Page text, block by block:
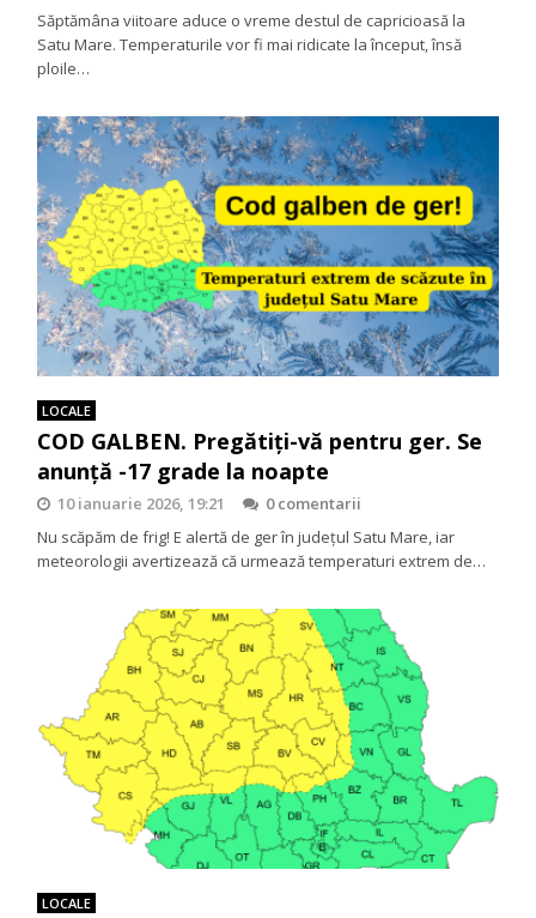
Săptămâna viitoare aduce o vreme destul de capricioasă la
Satu Mare. Temperaturile vor fi mai ridicate la început, însă
ploile…
LOCALE
COD GALBEN. Pregătiți-vă pentru ger. Se
anunță -17 grade la noapte
10 ianuarie 2026, 19:21
0 comentarii
Nu scăpăm de frig! E alertă de ger în județul Satu Mare, iar
meteorologii avertizează că urmează temperaturi extrem de…
LOCALE